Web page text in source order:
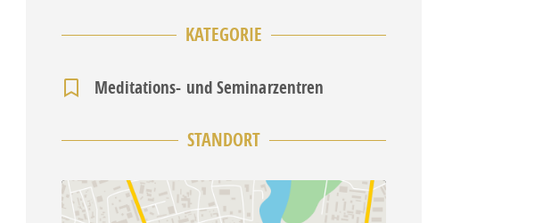
KATEGORIE
Meditations- und Seminarzentren
STANDORT